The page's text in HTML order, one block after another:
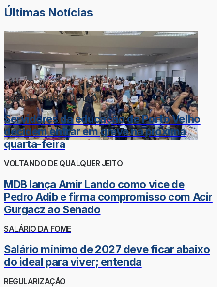
Últimas Notícias
DOR-DE-CABEÇA DO LÉO
Servidores da educação de Porto Velho
decidem entrar em greve na próxima
quarta-feira
VOLTANDO DE QUALQUER JEITO
MDB lança Amir Lando como vice de
Pedro Adib e firma compromisso com Acir
Gurgacz ao Senado
SALÁRIO DA FOME
Salário mínimo de 2027 deve ficar abaixo
do ideal para viver; entenda
REGULARIZAÇÃO